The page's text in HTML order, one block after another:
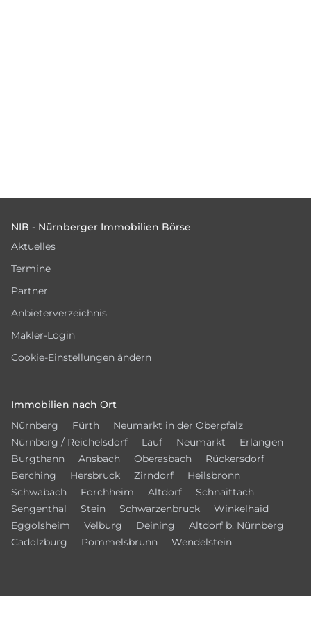
NIB - Nürnberger Immobilien Börse
Aktuelles
Termine
Partner
Anbieterverzeichnis
Makler-Login
Cookie-Einstellungen ändern
Immobilien nach Ort
Nürnberg
Fürth
Neumarkt in der Oberpfalz
Nürnberg / Reichelsdorf
Lauf Neumarkt
Erlangen
Burgthann
Ansbach Oberasbach
Rückersdorf
Berching
Hersbruck Zirndorf
Heilsbronn
Schwabach
Forchheim Altdorf
Schnaittach
Sengenthal
Stein Schwarzenbruck
Winkelhaid
Eggolsheim
Velburg Deining
Altdorf b. Nürnberg
Cadolzburg
Pommelsbrunn Wendelstein